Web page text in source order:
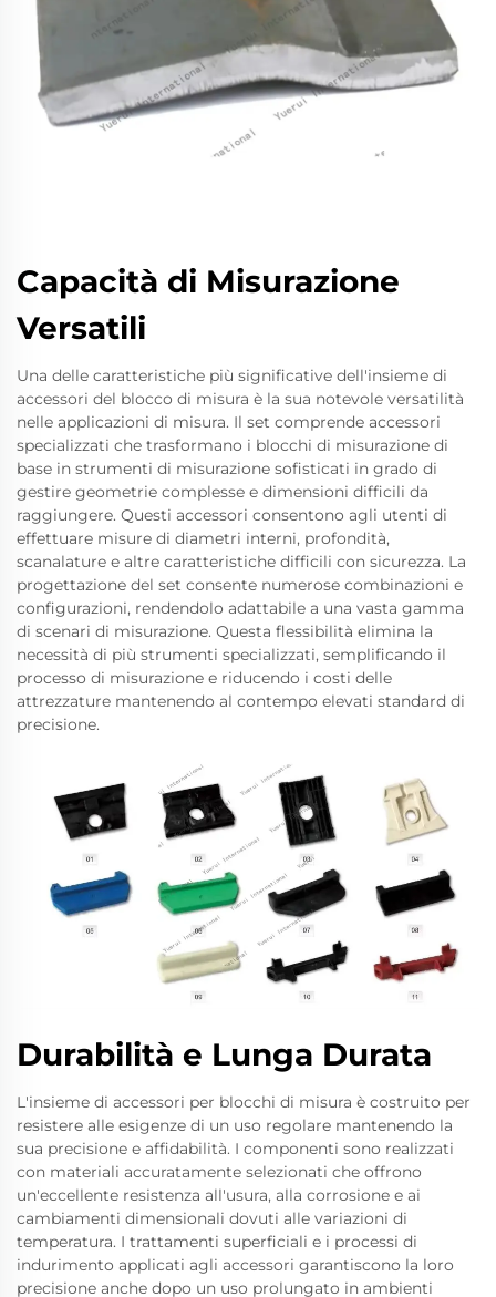
Capacità di Misurazione
Versatili
Una delle caratteristiche più significative dell'insieme di
accessori del blocco di misura è la sua notevole versatilità
nelle applicazioni di misura. Il set comprende accessori
specializzati che trasformano i blocchi di misurazione di
base in strumenti di misurazione sofisticati in grado di
gestire geometrie complesse e dimensioni difficili da
raggiungere. Questi accessori consentono agli utenti di
effettuare misure di diametri interni, profondità,
scanalature e altre caratteristiche difficili con sicurezza. La
progettazione del set consente numerose combinazioni e
configurazioni, rendendolo adattabile a una vasta gamma
di scenari di misurazione. Questa flessibilità elimina la
necessità di più strumenti specializzati, semplificando il
processo di misurazione e riducendo i costi delle
attrezzature mantenendo al contempo elevati standard di
precisione.
Durabilità e Lunga Durata
L'insieme di accessori per blocchi di misura è costruito per
resistere alle esigenze di un uso regolare mantenendo la
sua precisione e affidabilità. I componenti sono realizzati
con materiali accuratamente selezionati che offrono
un'eccellente resistenza all'usura, alla corrosione e ai
cambiamenti dimensionali dovuti alle variazioni di
temperatura. I trattamenti superficiali e i processi di
indurimento applicati agli accessori garantiscono la loro
precisione anche dopo un uso prolungato in ambienti